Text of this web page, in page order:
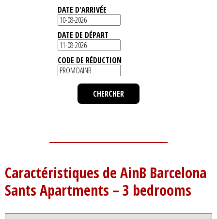
DATE D'ARRIVÉE
DATE DE DÉPART
CODE DE RÉDUCTION
Caractéristiques de AinB Barcelona
Sants Apartments – 3 bedrooms